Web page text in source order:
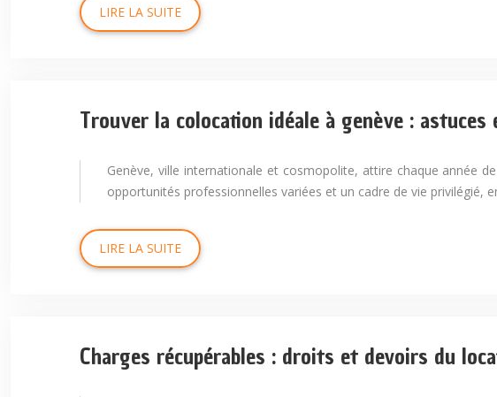
LIRE LA SUITE
Trouver la colocation idéale à genève : astuces
Genève, ville internationale et cosmopolite, attire chaque année
opportunités professionnelles variées et un cadre de vie privilégié,
LIRE LA SUITE
Charges récupérables : droits et devoirs du